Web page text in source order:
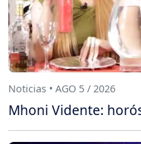
Noticias • AGO 5 / 2026
Mhoni Vidente: